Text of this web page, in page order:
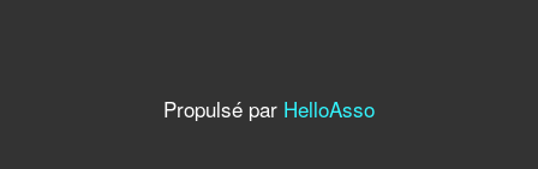
Propulsé par HelloAsso